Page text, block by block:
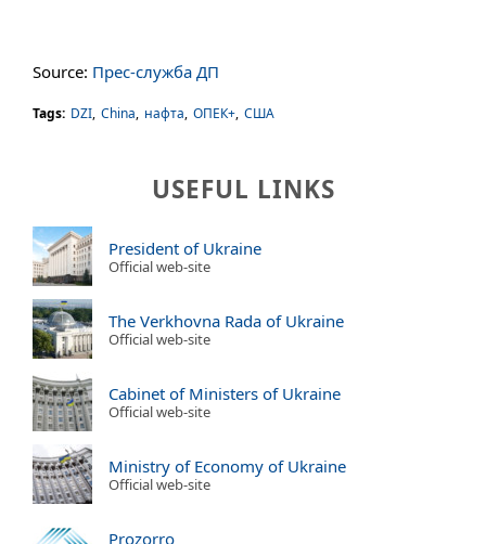
Source: Прес-служба ДП
Tags: DZI, China, нафта, ОПЕК+, США
USEFUL LINKS
President of Ukraine
Official web-site
The Verkhovna Rada of Ukraine
Official web-site
Cabinet of Ministers of Ukraine
Official web-site
Ministry of Economy of Ukraine
Official web-site
Prozorro